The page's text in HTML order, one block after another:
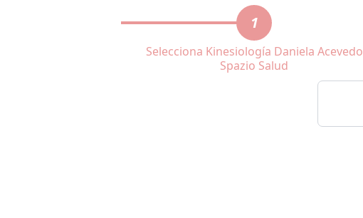
1
Selecciona Kinesiología Daniela Acevedo
Spazio Salud